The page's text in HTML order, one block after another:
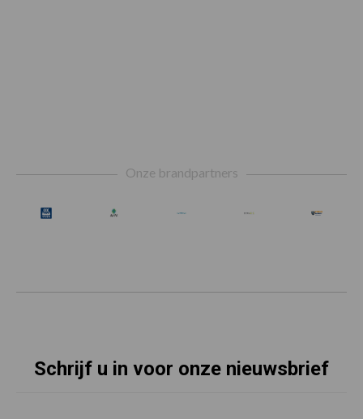
Onze brandpartners
Schrijf u in voor onze nieuwsbrief